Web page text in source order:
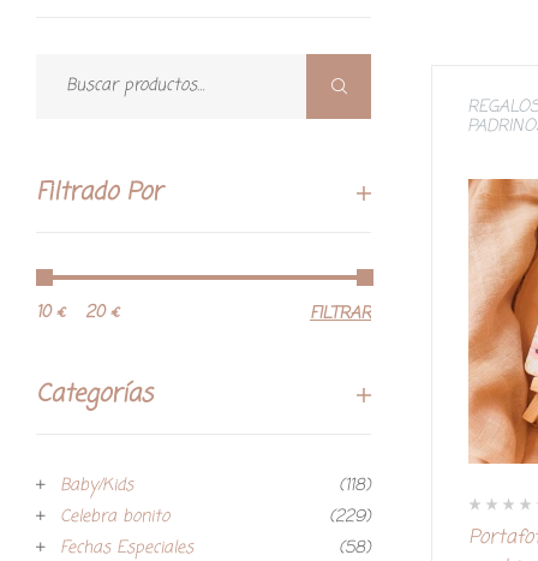
a
Filtrado Por
FILTRAR
10 € 20 €
Categorías
Baby/Kids
(118)
Celebra bonito
(229)
Fechas Especiales
(58)